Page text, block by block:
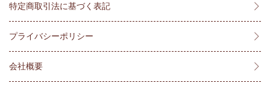
特定商取引法に基づく表記
プライバシーポリシー
会社概要